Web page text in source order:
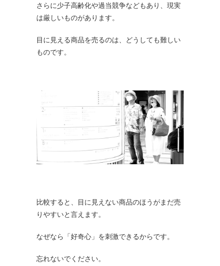
さらに少子高齢化や過当競争などもあり、現実
は厳しいものがあります。
目に見える商品を売るのは、どうしても難しい
ものです。
比較すると、目に見えない商品のほうがまだ売
りやすいと言えます。
なぜなら「好奇心」を刺激できるからです。
忘れないでください。